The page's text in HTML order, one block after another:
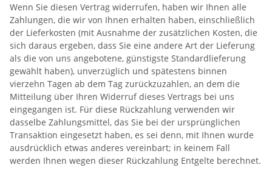
Wenn Sie diesen Vertrag widerrufen, haben wir Ihnen alle
Zahlungen, die wir von Ihnen erhalten haben, einschließlich
der Lieferkosten (mit Ausnahme der zusätzlichen Kosten, die
sich daraus ergeben, dass Sie eine andere Art der Lieferung
als die von uns angebotene, günstigste Standardlieferung
gewählt haben), unverzüglich und spätestens binnen
vierzehn Tagen ab dem Tag zurückzuzahlen, an dem die
Mitteilung über Ihren Widerruf dieses Vertrags bei uns
eingegangen ist. Für diese Rückzahlung verwenden wir
dasselbe Zahlungsmittel, das Sie bei der ursprünglichen
Transaktion eingesetzt haben, es sei denn, mit Ihnen wurde
ausdrücklich etwas anderes vereinbart; in keinem Fall
werden Ihnen wegen dieser Rückzahlung Entgelte berechnet.